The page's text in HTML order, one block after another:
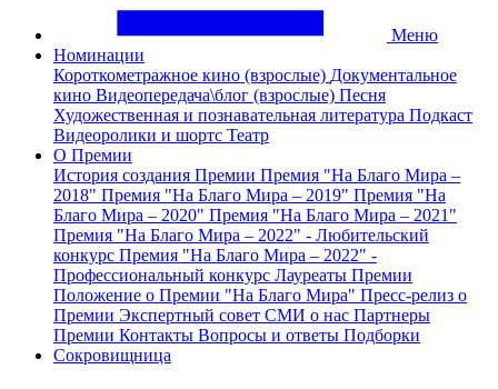
Меню
Номинации
Короткометражное кино (взрослые) Документальное
кино Видеопередача\блог (взрослые) Песня
Художественная и познавательная литература Подкаст
Видеоролики и шортс Театр
О Премии
История создания Премии Премия "На Благо Мира –
2018" Премия "На Благо Мира – 2019" Премия "На
Благо Мира – 2020" Премия "На Благо Мира – 2021"
Премия "На Благо Мира – 2022" - Любительский
конкурс Премия "На Благо Мира – 2022" -
Профессиональный конкурс Лауреаты Премии
Положение о Премии "На Благо Мира" Пресс-релиз о
Премии Экспертный совет СМИ о нас Партнеры
Премии Контакты Вопросы и ответы Подборки
Сокровищница